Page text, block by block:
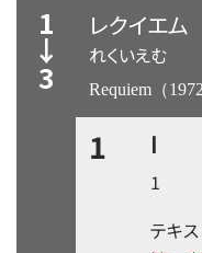
1
↓
3
レクイエム
れくいえむ
Requiem（1972
1
1
テキス